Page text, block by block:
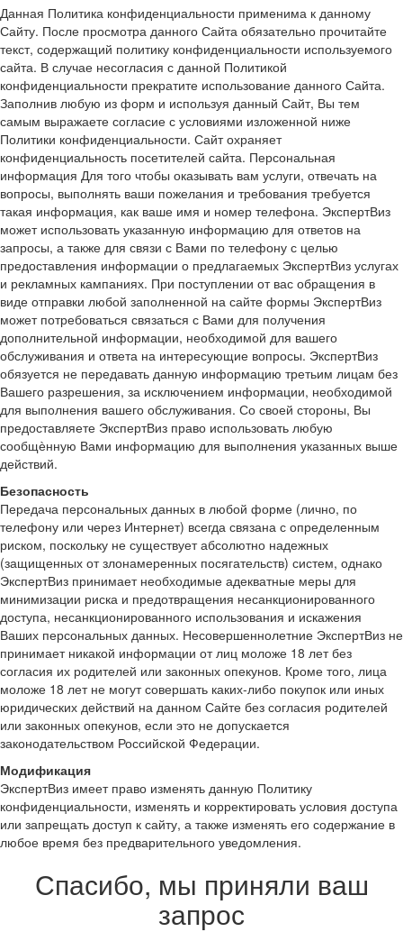
Данная Политика конфиденциальности применима к данному
Сайту. После просмотра данного Сайта обязательно прочитайте
текст, содержащий политику конфиденциальности используемого
сайта. В случае несогласия с данной Политикой
конфиденциальности прекратите использование данного Сайта.
Заполнив любую из форм и используя данный Сайт, Вы тем
самым выражаете согласие с условиями изложенной ниже
Политики конфиденциальности. Сайт охраняет
конфиденциальность посетителей сайта. Персональная
информация Для того чтобы оказывать вам услуги, отвечать на
вопросы, выполнять ваши пожелания и требования требуется
такая информация, как ваше имя и номер телефона. ЭкспертВиз
может использовать указанную информацию для ответов на
запросы, а также для связи с Вами по телефону с целью
предоставления информации о предлагаемых ЭкспертВиз услугах
и рекламных кампаниях. При поступлении от вас обращения в
виде отправки любой заполненной на сайте формы ЭкспертВиз
может потребоваться связаться с Вами для получения
дополнительной информации, необходимой для вашего
обслуживания и ответа на интересующие вопросы. ЭкспертВиз
обязуется не передавать данную информацию третьим лицам без
Вашего разрешения, за исключением информации, необходимой
для выполнения вашего обслуживания. Со своей стороны, Вы
предоставляете ЭкспертВиз право использовать любую
сообщѐнную Вами информацию для выполнения указанных выше
действий.
Безопасность
Передача персональных данных в любой форме (лично, по
телефону или через Интернет) всегда связана с определенным
риском, поскольку не существует абсолютно надежных
(защищенных от злонамеренных посягательств) систем, однако
ЭкспертВиз принимает необходимые адекватные меры для
минимизации риска и предотвращения несанкционированного
доступа, несанкционированного использования и искажения
Ваших персональных данных. Несовершеннолетние ЭкспертВиз не
принимает никакой информации от лиц моложе 18 лет без
согласия их родителей или законных опекунов. Кроме того, лица
моложе 18 лет не могут совершать каких-либо покупок или иных
юридических действий на данном Сайте без согласия родителей
или законных опекунов, если это не допускается
законодательством Российской Федерации.
Модификация
ЭкспертВиз имеет право изменять данную Политику
конфиденциальности, изменять и корректировать условия доступа
или запрещать доступ к сайту, а также изменять его содержание в
любое время без предварительного уведомления.
Спасибо, мы приняли ваш
запрос